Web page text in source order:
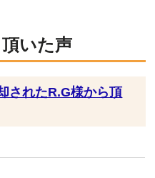
いた声
されたR.G様から頂